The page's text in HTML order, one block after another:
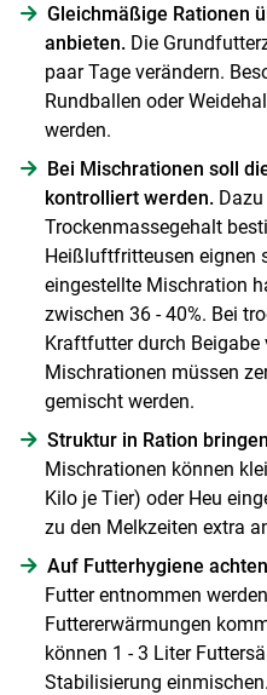
Gleichmäßige Rationen
anbieten.Die
paar Tage verändern.
Rundballen oder
werden.
Bei Mischrationen soll
kontrolliert werden.Dazu
Trockenmassegehalt
Heißluftfritteusen eignen
eingestellte Mischration
zwischen 36 - 40%. Bei
Kraftfutter durch Beigabe
Mischrationen müssen
gemischt werden.
Struktur in Ration
Mischrationen können
Kilo je Tier) oder Heu
zu den Melkzeiten extra
Auf Futterhygiene
Futter entnommen
Futtererwärmungen
können 1 - 3 Liter
Stabilisierung einmischen.